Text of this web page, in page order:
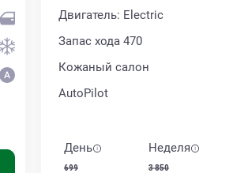
Двигатель: Electric
Запас хода 470
Кожаный салон
AutoPilot
День
699
Неделя
3 850